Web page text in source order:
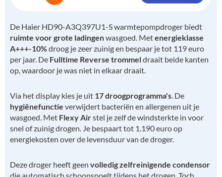
De Haier HD90-A3Q397U1-S warmtepompdroger biedt
ruimte voor grote ladingenwasgoed. Metenergieklasse
A+++-10%droog je zeer zuinig en bespaar je tot 119 euro
per jaar. De Fulltime Reverse trommeldraait beide kanten
op, waardoor je was niet in elkaar draait.
Via het display kies je uit 17 droogprogramma's. De
hygiënefunctie verwijdert bacteriën en allergenen uit je
wasgoed. Met Flexy Airstel je zelf de windsterkte in voor
snel of zuinig drogen. Je bespaart tot 1.190 euro op
energiekosten over de levensduur van de droger.
Deze droger heeft geen volledig zelfreinigende condensor